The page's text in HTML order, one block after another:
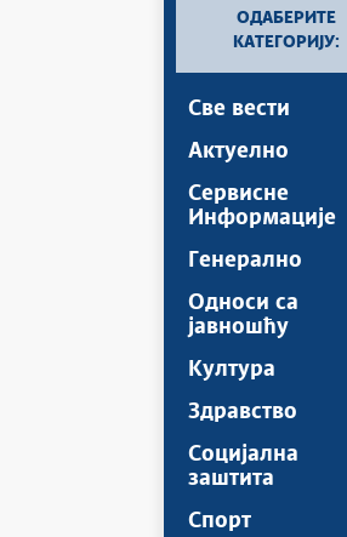
ОДАБЕРИТЕ
КАТЕГОРИЈУ:
Све вести
Актуелно
Сервисне
Информације
Генерално
Односи са
јавношћу
Култура
Здравство
Социјална
заштита
Спорт